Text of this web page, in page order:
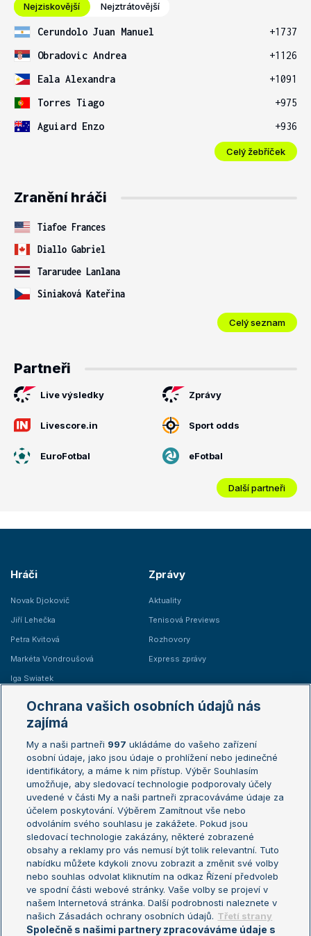
Nejziskovější Nejztrátovější
Cerundolo Juan Manuel
+1737
Obradovic Andrea
+1126
Eala Alexandra
+1091
Torres Tiago
+975
Aguiard Enzo
+936
Celý žebříček
Zranění hráči
Tiafoe Frances
Diallo Gabriel
Tararudee Lanlana
Siniaková Kateřina
Celý seznam
Partneři
Live výsledky Zprávy
Livescore.in Sport odds
EuroFotbal eFotbal
Další partneři
Hráči
Novak Djokovič
Jiří Lehečka
Petra Kvitová
Markéta Vondroušová
Iga Swiatek
Zprávy
Aktuality
Tenisová Previews
Rozhovory
Express zprávy
Žebříčky
Žebříček ATP (muži)
Žebříček WTA (ženy)
Sázkařský žebříček
Australian Open
French Open
Wimbledon
US Open
Turnaj mistrů
Turnaj mistryň
Aktualní trendy
Fotbalové přestupy
Livesport Daily
LS Prague Open
Ochrana vašich osobních údajů nás
zajímá
My a naši partneři 997 ukládáme do vašeho zařízení
osobní údaje, jako jsou údaje o prohlížení nebo jedinečné
identifikátory, a máme k nim přístup. Výběr Souhlasím
umožňuje, aby sledovací technologie podporovaly účely
uvedené v části My a naši partneři zpracováváme údaje za
účelem poskytování. Výběrem Zamítnout vše nebo
odvoláním svého souhlasu je zakážete. Pokud jsou
sledovací technologie zakázány, některé zobrazené
obsahy a reklamy pro vás nemusí být tolik relevantní. Tuto
nabídku můžete kdykoli znovu zobrazit a změnit své volby
nebo souhlas odvolat kliknutím na odkaz Řízení předvoleb
ve spodní části webové stránky. Vaše volby se projeví v
našem Internetová stránka. Další podrobnosti naleznete v
našich Zásadách ochrany osobních údajů. Třetí strany
Společně s našimi partnery zpracováváme údaje s